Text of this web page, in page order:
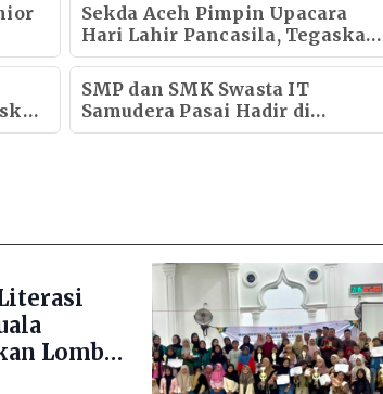
Sekda Aceh Pimpin Upacara
Hari Lahir Pancasila, Tegaskan
Pancasila Fondasi Perdamaian
Dunia
SMP dan SMK Swasta IT
Samudera Pasai Hadir di
Langkahan dengan Pendidikan
Lomba
Blang